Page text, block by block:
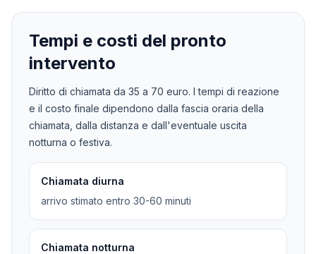
Tempi e costi del pronto
intervento
Diritto di chiamata da 35 a 70 euro. I tempi di reazione
e il costo finale dipendono dalla fascia oraria della
chiamata, dalla distanza e dall'eventuale uscita
notturna o festiva.
Chiamata diurna
arrivo stimato entro 30-60 minuti
Chiamata notturna